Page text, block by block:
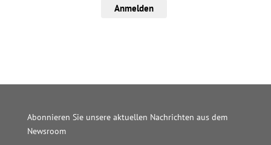
Anmelden
Abonnieren Sie unsere aktuellen Nachrichten aus dem
Newsroom